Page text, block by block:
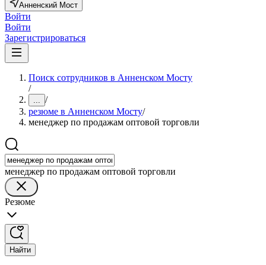
Анненский Мост
Войти
Войти
Зарегистрироваться
Поиск сотрудников в Анненском Мосту
/
... /
резюме в Анненском Мосту/
менеджер по продажам оптовой торговли
менеджер по продажам оптовой торговли
Резюме
Найти